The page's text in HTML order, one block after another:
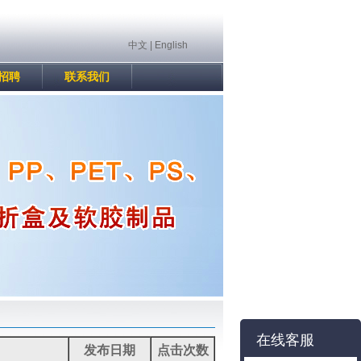
中文 English
聘 联系我们
发布日期 点击次数
在线客服